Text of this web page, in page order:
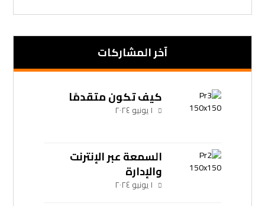
آخر المشاركات
كيف تكون متقدمًا
١ يونيو ٢٠٢٤
السمعة عبر الإنترنت
والإدارة
١ يونيو ٢٠٢٤